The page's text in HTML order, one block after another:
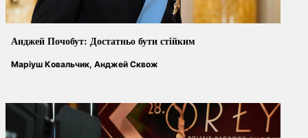
Анджей Почобут: Достатньо бути стійким
Маріуш Ковальчик, Анджей Сквож